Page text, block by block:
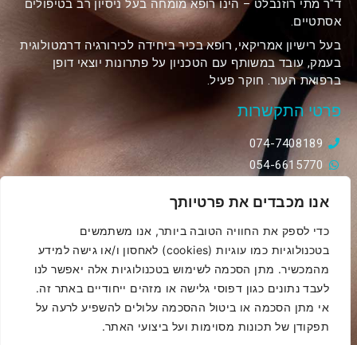
אנו מכבדים את פרטיותך
כדי לספק את החוויה הטובה ביותר, אנו משתמשים
בטכנולוגיות כמו עוגיות (cookies) לאחסון ו/או גישה למידע
מהמכשיר. מתן הסכמה לשימוש בטכנולוגיות אלה יאפשר לנו
לעבד נתונים כגון דפוסי גלישה או מזהים ייחודיים באתר זה.
אי מתן הסכמה או ביטול ההסכמה עלולים להשפיע לרעה על
תפקודן של תכונות מסוימות ועל ביצועי האתר.
ד"ר מתי רוזנבלט – הינו רופא מומחה בעל ניסיון רב בטיפולים
אסתטיים.
בעל רישיון אמריקאי, רופא בכיר ביחידה לכירורגיה דרמטולוגית
בעמק, עובד במשותף עם הטכניון על פתרונות יוצאי דופן
ברפואת העור. חוקר פעיל.
פרטי התקשרות
074-7408189
054-6615770
סוקולוב 46 ,קומה 12, יחידה 1201, הוד השרון
הצהרת נגישות
© 2019 All rights reserved
Powered & Designed by Medical Online